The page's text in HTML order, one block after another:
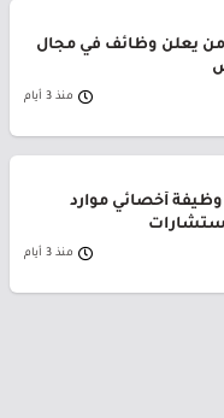
يعلن وظائف في مجال
منذ 3 أيام
أخصائي موارد
منذ 3 أيام